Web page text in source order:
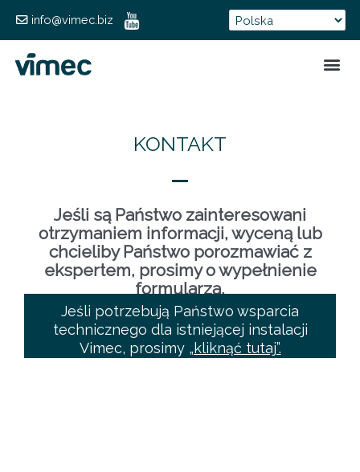
info@vimec.biz
KONTAKT
Jeśli są Państwo zainteresowani
otrzymaniem informacji, wyceną lub
chcieliby Państwo porozmawiać z
ekspertem, prosimy o wypełnienie
formularza.
Jeśli potrzebują Państwo wsparcia
technicznego dla istniejącej instalacji
Vimec, prosimy „kliknąć tutaj”.